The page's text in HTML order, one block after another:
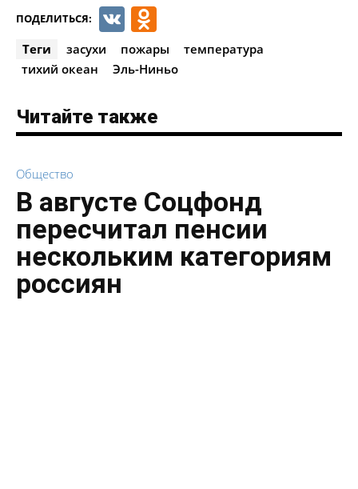
ПОДЕЛИТЬСЯ: VK
Теги засухи пожары
температура
тихий океан
Эль-Ниньо
Читайте также
Общество
В августе Соцфонд
пересчитал пенсии
нескольким категориям
россиян